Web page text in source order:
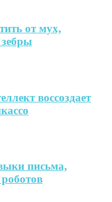
от мух,
воссоздает
письма,